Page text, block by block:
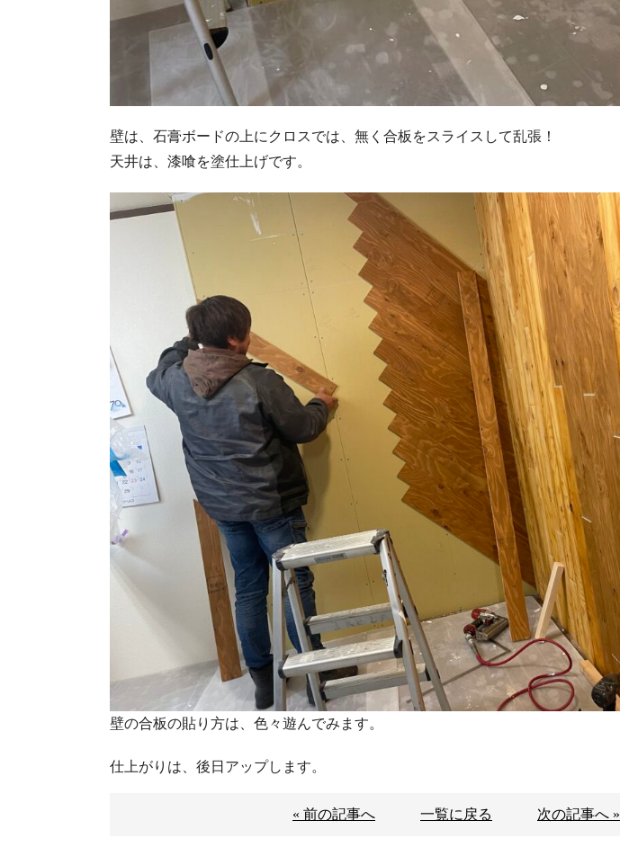
壁は、石膏ボードの上にクロスでは、無く合板をスライスして乱張！
天井は、漆喰を塗仕上げです。
壁の合板の貼り方は、色々遊んでみます。
仕上がりは、後日アップします。
« 前の記事へ 一覧に戻る 次の記事へ »